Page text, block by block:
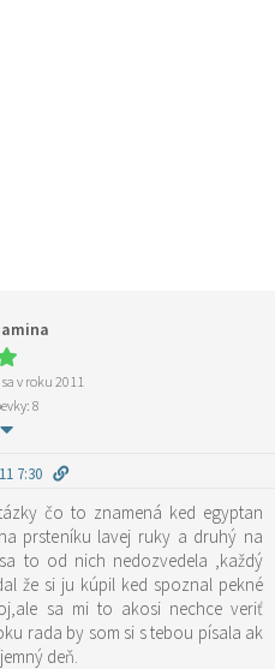
v roku 2011
8
7:30
čo to znamená ked egyptan
prsteníku lavej ruky a druhý na
to od nich nedozvedela ,každý
že si ju kúpil ked spoznal pekné
sa mi to akosi nechce veriť
rada by som si s tebou písala ak
deň.